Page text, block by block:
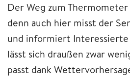
Der Weg zum
denn auch hier misst der
und informiert Interessierte
lässt sich draußen zwar
passt dank